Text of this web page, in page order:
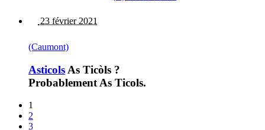
23 février 2021
(Caumont)
Asticols As Ticòls ?
Probablement As Ticols.
1
2
3